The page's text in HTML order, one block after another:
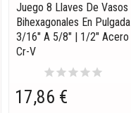
Juego 8 Llaves De Vasos
Bihexagonales En Pulgada
3/16" A 5/8" | 1/2" Acero
Cr-V
starstarstarstarstar
17,86 €